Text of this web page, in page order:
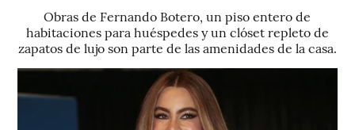
Obras de Fernando Botero, un piso entero de
habitaciones para huéspedes y un clóset repleto de
zapatos de lujo son parte de las amenidades de la casa.